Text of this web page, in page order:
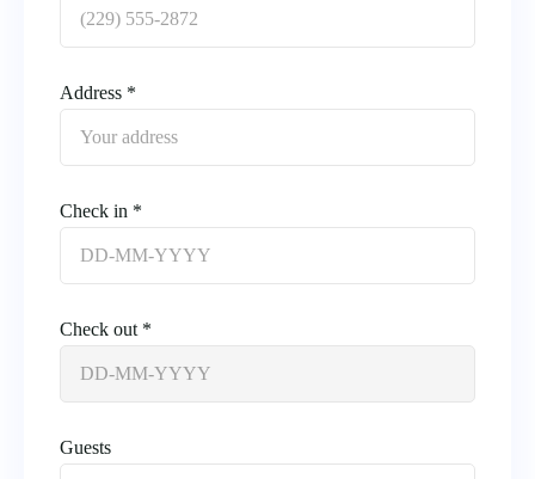
Address *
Check in *
Check out *
Guests